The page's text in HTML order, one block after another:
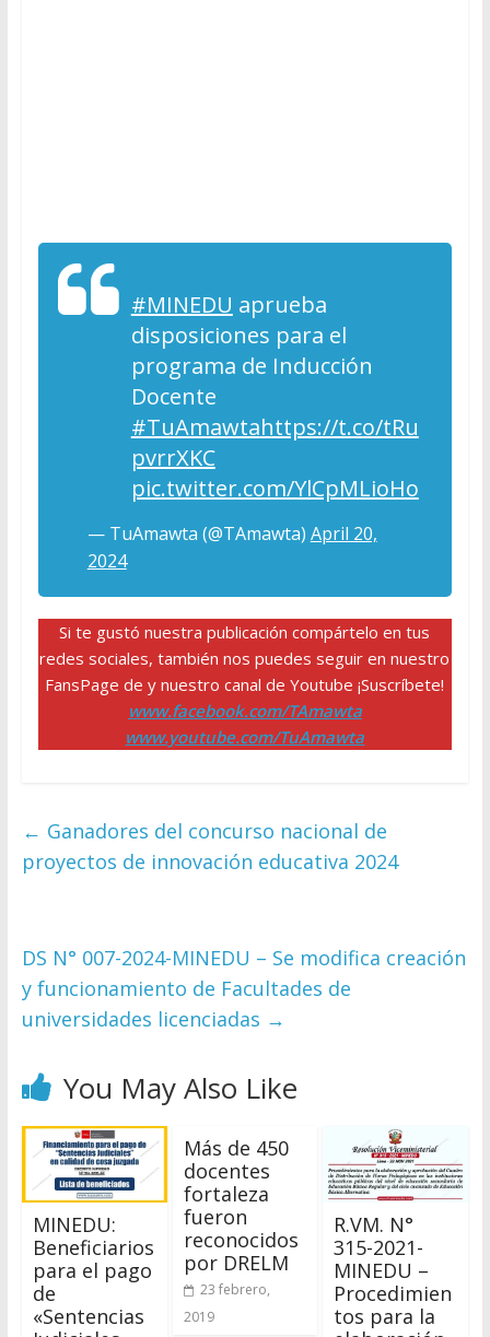
#MINEDU aprueba
disposiciones para el
programa de Inducción
Docente
#TuAmawtahttps://t.co/tRu
pvrrXKC
pic.twitter.com/YlCpMLioHo
— TuAmawta (@TAmawta) April 20,
2024
Si te gustó nuestra publicación compártelo en tus
redes sociales, también nos puedes seguir en nuestro
FansPage de y nuestro canal de Youtube ¡Suscríbete!
www.facebook.com/TAmawta
www.youtube.com/TuAmawta
← Ganadores del concurso nacional de
proyectos de innovación educativa 2024
DS N° 007-2024-MINEDU – Se modifica creación
y funcionamiento de Facultades de
universidades licenciadas →
You May Also Like
MINEDU:
Beneficiarios
para el pago
de
«Sentencias
Más de 450
docentes
fortaleza
fueron
reconocidos
por DRELM
23 febrero,
2019
R.VM. N°
315-2021-
MINEDU –
Procedimien
tos para la